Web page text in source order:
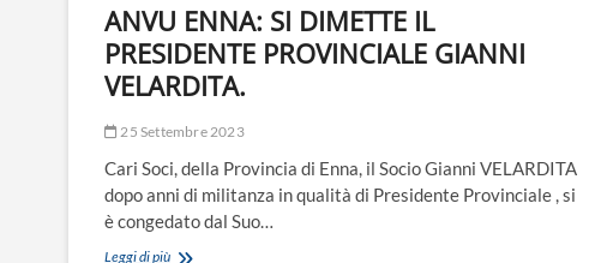
ANVU ENNA: SI DIMETTE IL
PRESIDENTE PROVINCIALE GIANNI
VELARDITA.
25 Settembre 2023
Cari Soci, della Provincia di Enna, il Socio Gianni VELARDITA
dopo anni di militanza in qualità di Presidente Provinciale , si
è congedato dal Suo…
Leggi di piùANVU